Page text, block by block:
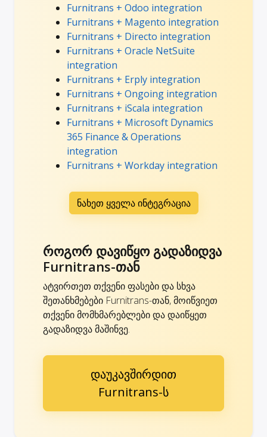
Furnitrans + Odoo integration
Furnitrans + Magento integration
Furnitrans + Directo integration
Furnitrans + Oracle NetSuite
integration
Furnitrans + Erply integration
Furnitrans + Ongoing integration
Furnitrans + iScala integration
Furnitrans + Microsoft Dynamics
365 Finance & Operations
integration
Furnitrans + Workday integration
ნახეთ ყველა ინტეგრაცია
როგორ დავიწყო გადაზიდვა
Furnitrans-თან
ატვირთეთ თქვენი ფასები და სხვა
შეთანხმებები Furnitrans-თან, მოიწვიეთ
თქვენი მომხმარებლები და დაიწყეთ
გადაზიდვა მაშინვე.
დაუკავშირდით
Furnitrans-ს